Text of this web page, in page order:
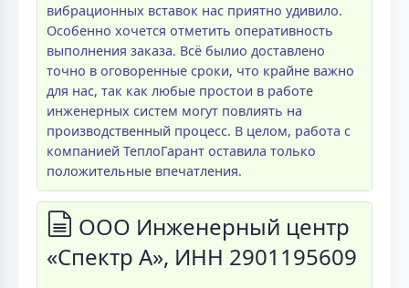
вибрационных вставок нас приятно удивило.
Особенно хочется отметить оперативность
выполнения заказа. Всё былио доставлено
точно в оговоренные сроки, что крайне важно
для нас, так как любые простои в работе
инженерных систем могут повлиять на
производственный процесс. В целом, работа с
компанией ТеплоГарант оставила только
положительные впечатления.
ООО Инженерный центр
«Спектр А», ИНН 2901195609